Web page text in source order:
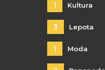
1 Kultura
3 Lepota
1 Moda